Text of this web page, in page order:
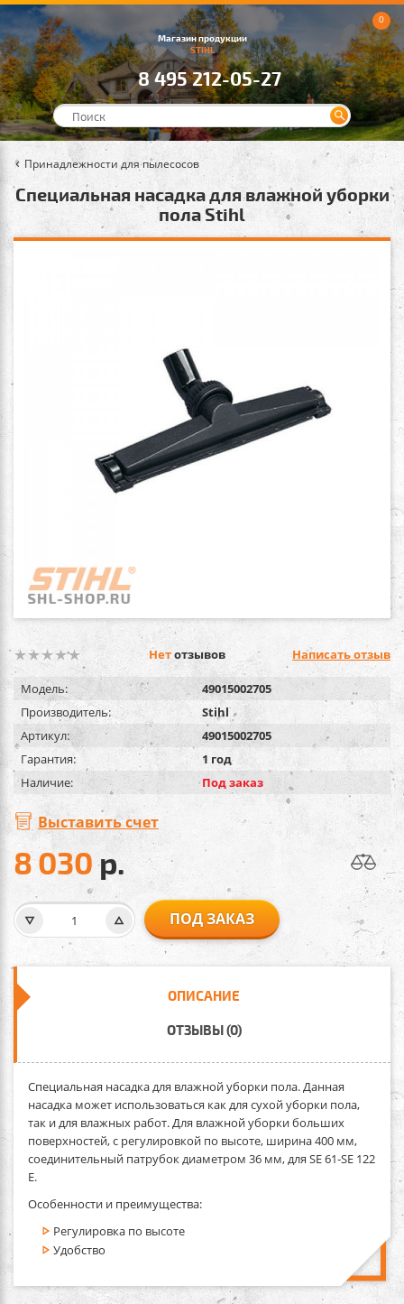
Магазин продукции
STIHL
8 495 212-05-27
0
Принадлежности для пылесосов
Специальная насадка для влажной уборки
пола Stihl
Нетотзывов Написать отзыв
Модель:
49015002705
Производитель:
Stihl
Артикул:
49015002705
Гарантия:
1 год
Наличие:
Под заказ
Выставить счет
8 030р.
ПОД ЗАКАЗ
ОПИСАНИЕ
ОТЗЫВЫ (0)
Специальная насадка для влажной уборки пола.Данная
насадка может использоваться как для сухой уборки пола,
так и для влажных работ. Для влажной уборки больших
поверхностей, с регулировкой по высоте, ширина 400 мм,
соединительный патрубок диаметром 36 мм, для SE 61-SE 122
E.
Особенности и преимущества:
Регулировка по высоте
Удобство